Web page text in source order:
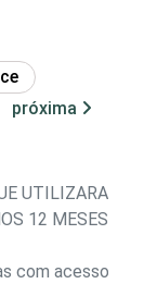
próxima
UTILIZARAM
12 MESES -
com acesso à